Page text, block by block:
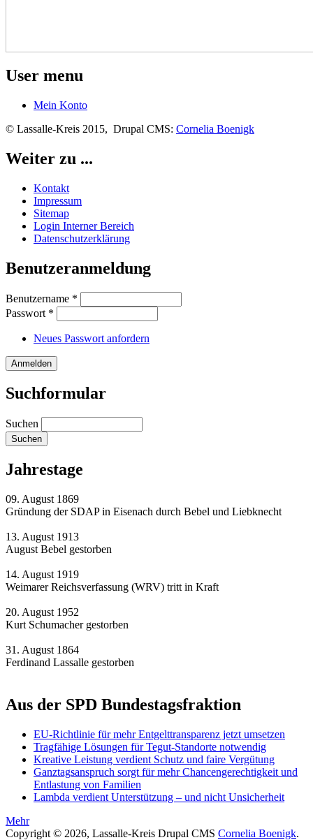
User menu
Mein Konto
© Lassalle-Kreis 2015, Drupal CMS: Cornelia Boenigk
Weiter zu ...
Kontakt
Impressum
Sitemap
Login Interner Bereich
Datenschutzerklärung
Benutzeranmeldung
Benutzername *
Passwort *
Neues Passwort anfordern
Suchformular
Suchen
Jahrestage
09. August 1869
Gründung der SDAP in Eisenach durch Bebel und Liebknecht
13. August 1913
August Bebel gestorben
14. August 1919
Weimarer Reichsverfassung (WRV) tritt in Kraft
20. August 1952
Kurt Schumacher gestorben
31. August 1864
Ferdinand Lassalle gestorben
Aus der SPD Bundestagsfraktion
EU-Richtlinie für mehr Entgelttransparenz jetzt umsetzen
Tragfähige Lösungen für Tegut-Standorte notwendig
Kreative Leistung verdient Schutz und faire Vergütung
Ganztagsanspruch sorgt für mehr Chancengerechtigkeit und
Entlastung von Familien
Lambda verdient Unterstützung – und nicht Unsicherheit
Mehr
Copyright © 2026, Lassalle-Kreis Drupal CMS Cornelia Boenigk.